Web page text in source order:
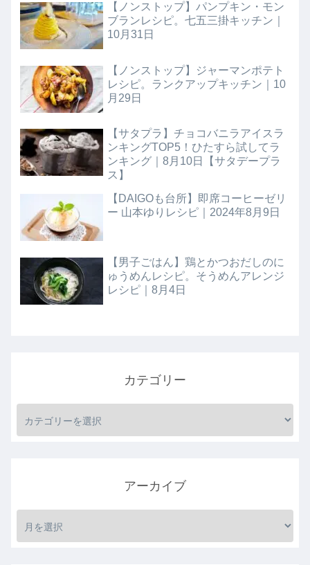
【ノンストップ】パンプキン・モン
ブランレシピ。七五三掛キッチン｜
10月31日
【ノンストップ】ジャーマンポテト
レシピ。ランクアップキッチン｜10
月29日
【サタプラ】チョコバニラアイスラ
ンキングTOP5！ひたすら試してラ
ンキング｜8月10日【サタデープラ
ス】
【DAIGOも台所】即席コーヒーゼリ
ー 山本ゆりレシピ｜2024年8月9日
【男子ごはん】鶏とかつおだしのに
ゅうめんレシピ。そうめんアレンジ
レシピ｜8月4日
カテゴリー
アーカイブ